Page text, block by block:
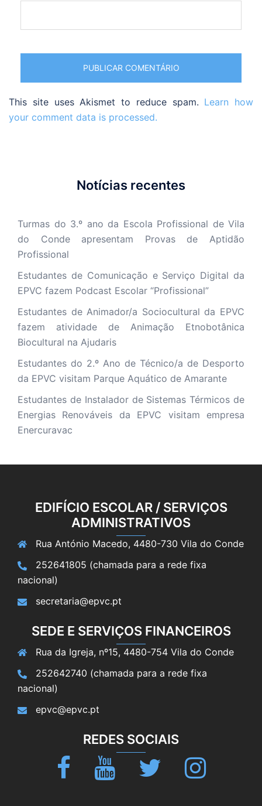
This site uses Akismet to reduce spam. Learn how
your comment data is processed.
Notícias recentes
Turmas do 3.º ano da Escola Profissional de Vila
do Conde apresentam Provas de Aptidão
Profissional
Estudantes de Comunicação e Serviço Digital da
EPVC fazem Podcast Escolar “Profissional”
Estudantes de Animador/a Sociocultural da EPVC
fazem atividade de Animação Etnobotânica
Biocultural na Ajudaris
Estudantes do 2.º Ano de Técnico/a de Desporto
da EPVC visitam Parque Aquático de Amarante
Estudantes de Instalador de Sistemas Térmicos de
Energias Renováveis da EPVC visitam empresa
Enercuravac
EDIFÍCIO ESCOLAR / SERVIÇOS
ADMINISTRATIVOS
Rua António Macedo, 4480-730 Vila do Conde
252641805 (chamada para a rede fixa
nacional)
secretaria@epvc.pt
SEDE E SERVIÇOS FINANCEIROS
Rua da Igreja, nº15, 4480-754 Vila do Conde
252642740 (chamada para a rede fixa
nacional)
epvc@epvc.pt
REDES SOCIAIS
Facebook Youtube Twitter Instagram